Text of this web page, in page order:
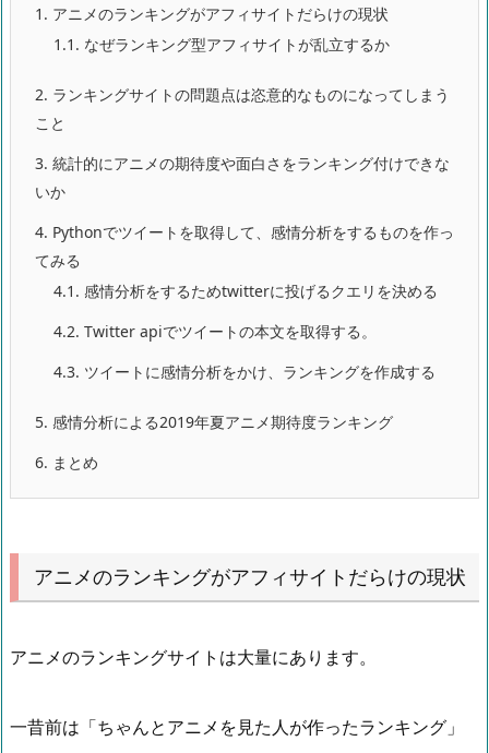
1. アニメのランキングがアフィサイトだらけの現状
1.1. なぜランキング型アフィサイトが乱立するか
2. ランキングサイトの問題点は恣意的なものになってしまう
こと
3. 統計的にアニメの期待度や面白さをランキング付けできな
いか
4. Pythonでツイートを取得して、感情分析をするものを作っ
てみる
4.1. 感情分析をするためtwitterに投げるクエリを決める
4.2. Twitter apiでツイートの本文を取得する。
4.3. ツイートに感情分析をかけ、ランキングを作成する
5. 感情分析による2019年夏アニメ期待度ランキング
6. まとめ
アニメのランキングがアフィサイトだらけの現状
アニメのランキングサイトは大量にあります。
一昔前は「ちゃんとアニメを見た人が作ったランキング」